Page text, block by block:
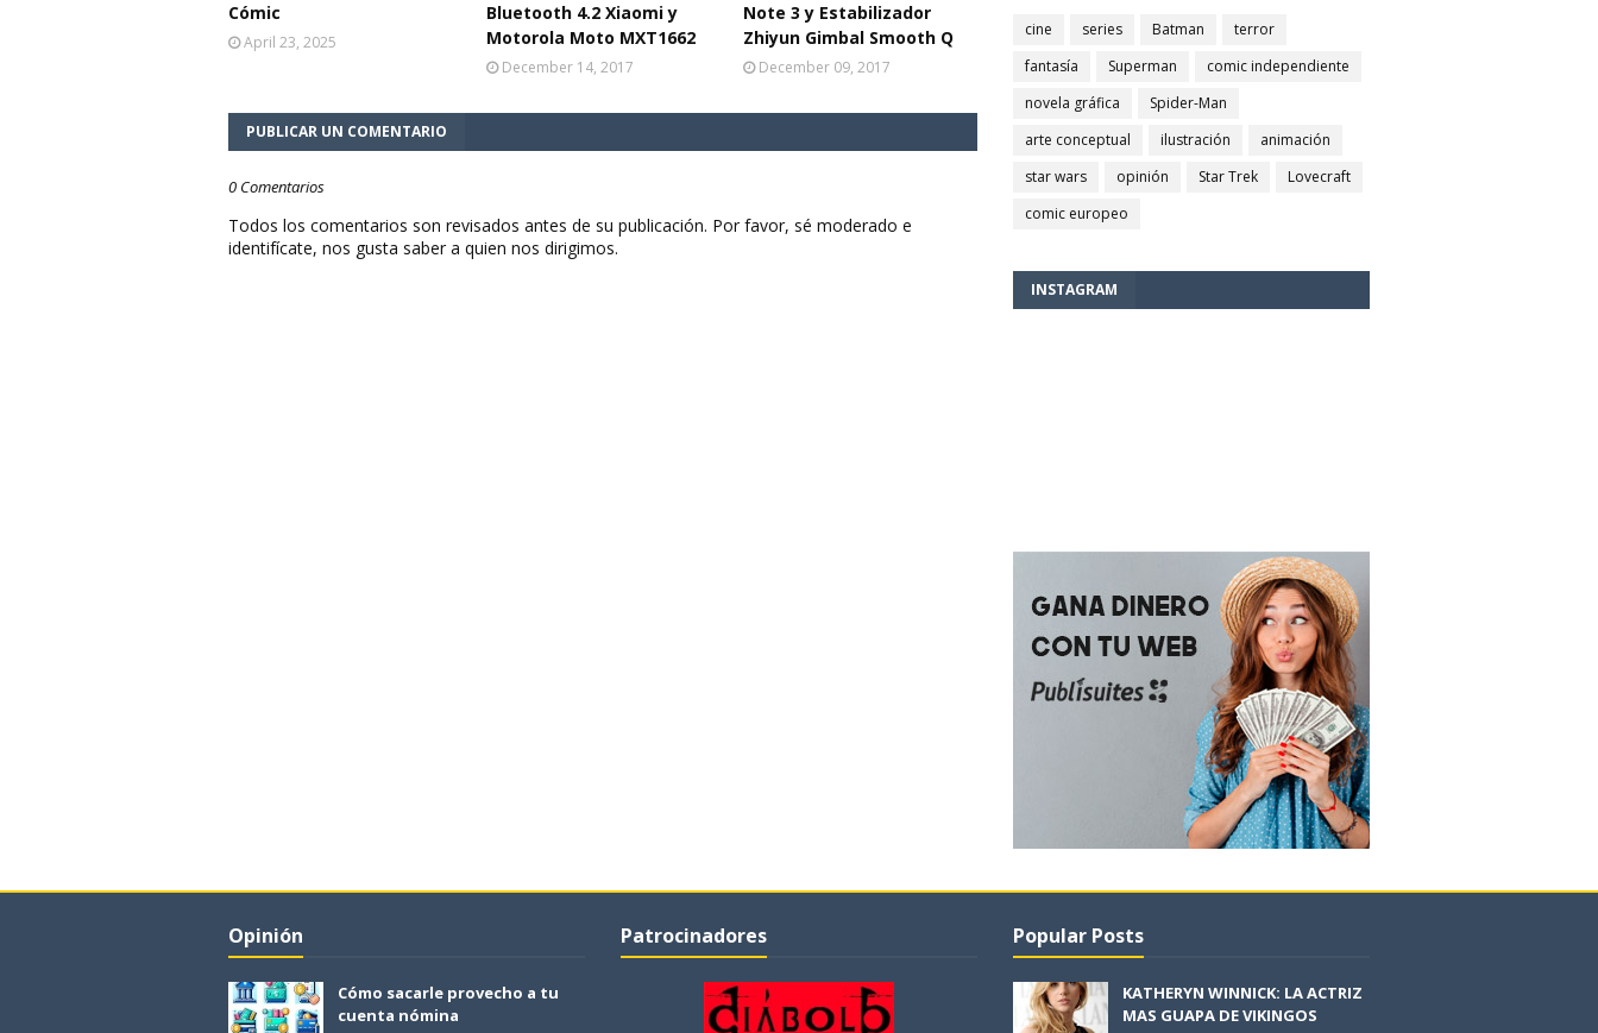
Cómic
April 23, 2025
Bluetooth 4.2 Xiaomi y
Motorola Moto MXT1662
December 14, 2017
Note 3 y Estabilizador
Zhiyun Gimbal Smooth Q
December 09, 2017
PUBLICAR UN COMENTARIO
0 Comentarios
Todos los comentarios son revisados antes de su publicación. Por favor, sé moderado e
identifícate, nos gusta saber a quien nos dirigimos.
cine series Batman
terror
fantasía
Superman
comic independiente
novela gráfica
Spider-Man
arte conceptual
ilustración
animación
star wars
opinión Star Trek
Lovecraft
comic europeo
INSTAGRAM
Opinión
Cómo sacarle provecho a tu
cuenta nómina
Patrocinadores Popular Posts
KATHERYN WINNICK: LA ACTRIZ
MAS GUAPA DE VIKINGOS